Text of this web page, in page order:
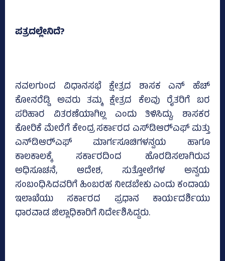
ಪತ್ರದಲ್ಲೇನಿದೆ?
ನವಲಗುಂದ ವಿಧಾನಸಭೆ ಕ್ಷೇತ್ರದ ಶಾಸಕ ಎನ್‌ ಹೆಚ್‌
ಕೋನರೆಡ್ಡಿ ಅವರು ತಮ್ಮ ಕ್ಷೇತ್ರದ ಕೆಲವು ರೈತರಿಗೆ ಬರ
ಪರಿಹಾರ ವಿತರಣೆಯಾಗಿಲ್ಲ ಎಂದು ತಿಳಿಸಿದ್ದು, ಶಾಸಕರ
ಕೋರಿಕೆ ಮೇರೆಗೆ ಕೇಂದ್ರ ಸರ್ಕಾರದ ಎಸ್‌ಡಿಆರ್‍‌ಎಫ್‌ ಮತ್ತು
ಎನ್‌ಡಿಆರ್‍‌ಎಫ್‌ ಮಾರ್ಗಸೂಚಿಗಳನ್ವಯ ಹಾಗೂ
ಕಾಲಕಾಲಕ್ಕೆ ಸರ್ಕಾರದಿಂದ ಹೊರಡಿಸಲಾಗಿರುವ
ಅಧಿಸೂಚನೆ, ಆದೇಶ, ಸುತ್ತೋಲೆಗಳ ಅನ್ವಯ
ಸಂಬಂಧಿಸಿದವರಿಗೆ ಹಿಂಬರಹ ನೀಡಬೇಕು ಎಂದು ಕಂದಾಯ
ಇಲಾಖೆಯು ಸರ್ಕಾರದ ಪ್ರಧಾನ ಕಾರ್ಯದರ್ಶಿಯು
ಧಾರವಾಡ ಜಿಲ್ಲಾಧಿಕಾರಿಗೆ ನಿರ್ದೇಶಿಸಿದ್ದರು.